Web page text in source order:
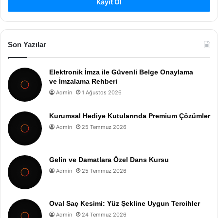
Son Yazılar
Elektronik İmza ile Güvenli Belge Onaylama
ve İmzalama Rehberi
Admin 1 Ağustos 2026
Kurumsal Hediye Kutularında Premium Çözümler
Admin 25 Temmuz 2026
Gelin ve Damatlara Özel Dans Kursu
Admin 25 Temmuz 2026
Oval Saç Kesimi: Yüz Şekline Uygun Tercihler
Admin 24 Temmuz 2026